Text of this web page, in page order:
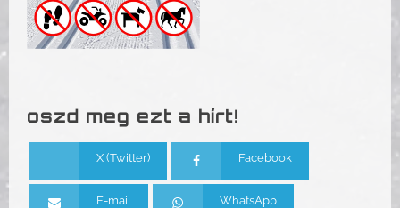
oszd meg ezt a hírt!
X (Twitter) Facebook
E-mail WhatsApp